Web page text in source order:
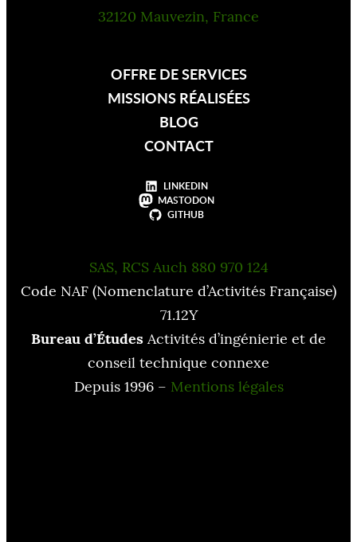
32120 Mauvezin, France
OFFRE DE SERVICES
MISSIONS RÉALISÉES
BLOG
CONTACT
LINKEDIN
MASTODON
GITHUB
SAS, RCS Auch 880 970 124
Code NAF (Nomenclature d’Activités Française)
71.12Y
Bureau d’Études Activités d’ingénierie et de
conseil technique connexe
Depuis 1996 – Mentions légales